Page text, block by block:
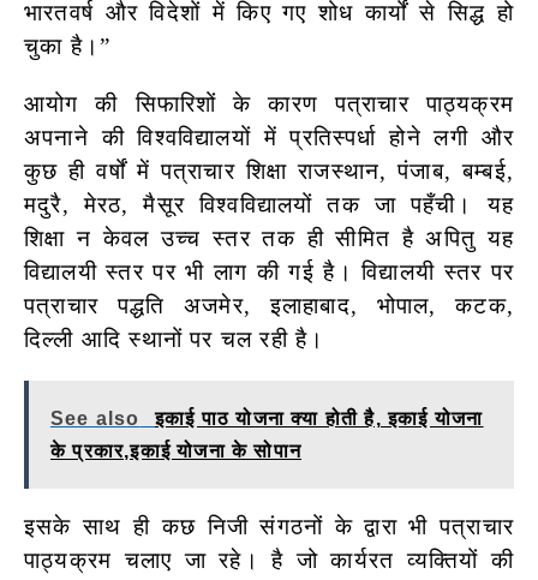
भारतवर्ष और विदेशों में किए गए शोध कार्यों से सिद्ध हो
चुका है।”
आयोग की सिफारिशों के कारण पत्राचार पाठ्यक्रम
अपनाने की विश्वविद्यालयों में प्रतिस्पर्धा होने लगी और
कुछ ही वर्षों में पत्राचार शिक्षा राजस्थान, पंजाब, बम्बई,
मदुरै, मेरठ, मैसूर विश्वविद्यालयों तक जा पहँची। यह
शिक्षा न केवल उच्च स्तर तक ही सीमित है अपितु यह
विद्यालयी स्तर पर भी लाग की गई है। विद्यालयी स्तर पर
पत्राचार पद्धति अजमेर, इलाहाबाद, भोपाल, कटक,
दिल्ली आदि स्थानों पर चल रही है।
See also
इकाई पाठ योजना क्या होती है, इकाई योजना
के प्रकार,इकाई योजना के सोपान
इसके साथ ही कछ निजी संगठनों के द्वारा भी पत्राचार
पाठ्यक्रम चलाए जा रहे। है जो कार्यरत व्यक्तियों की